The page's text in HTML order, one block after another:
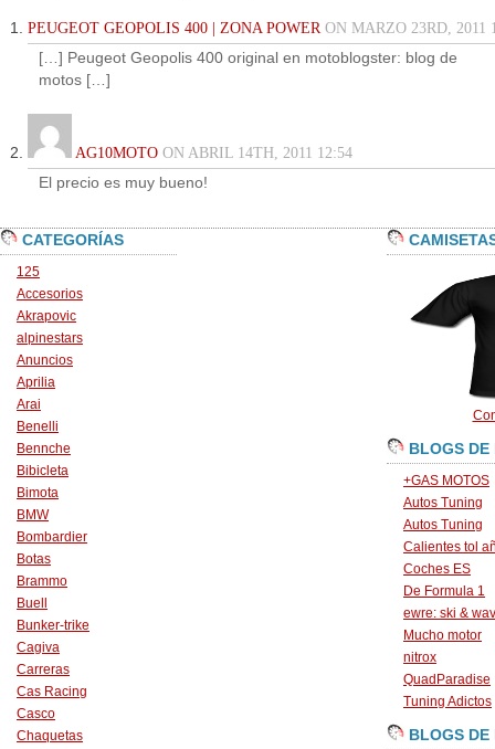
PEUGEOT GEOPOLIS 400 | ZONA POWERON MARZO 23RD, 2011
[…] Peugeot Geopolis 400 original en motoblogster: blog de
motos […]
AG10MOTO ON ABRIL 14TH, 2011 12:54
El precio es muy bueno!
CATEGORÍAS
125
Accesorios
Akrapovic
alpinestars
Anuncios
Aprilia
Arai
Benelli
Bennche
Bibicleta
Bimota
BMW
Bombardier
Botas
Brammo
Buell
Bunker-trike
Cagiva
Carreras
Cas Racing
Casco
Chaquetas
BLOGS DE
+GAS MOTOS
Autos Tuning
Autos Tuning
Calientes tol
Coches ES
De Formula 1
ewre: ski &
Mucho motor
nitrox
QuadParadise
Tuning Adictos
BLOGS DE